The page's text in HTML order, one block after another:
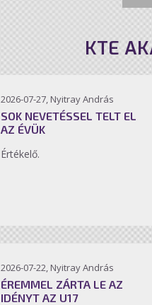
KTE
2026-07-27, Nyitray András
SOK NEVETÉSSEL TELT EL
AZ ÉVÜK
Értékelő.
2026-07-22, Nyitray András
ÉREMMEL ZÁRTA LE AZ
IDÉNYT AZ U17